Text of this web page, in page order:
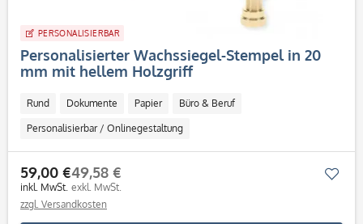
PERSONALISIERBAR
Personalisierter Wachssiegel-Stempel in 20
mm mit hellem Holzgriff
Rund Dokumente Papier Büro & Beruf
Personalisierbar / Onlinegestaltung
59,00 €
inkl. MwSt.
49,58 €
exkl. MwSt.
zzgl. Versandkosten